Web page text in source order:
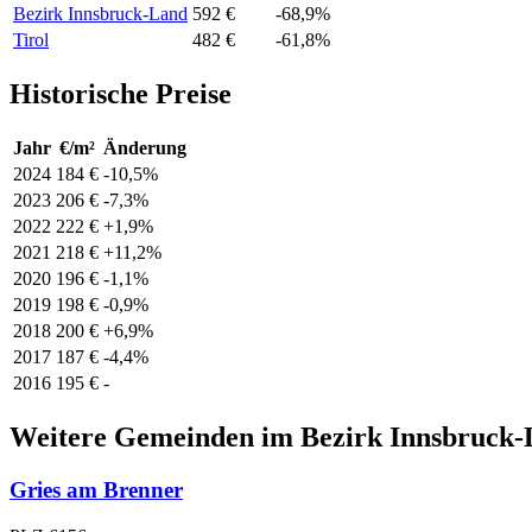
Bezirk Innsbruck-Land 592 €
-68,9%
Tirol
482 € -61,8%
Historische Preise
Jahr €/m² Änderung
2024 184 € -10,5%
2023 206 € -7,3%
2022 222 € +1,9%
2021 218 € +11,2%
2020 196 € -1,1%
2019 198 € -0,9%
2018 200 € +6,9%
2017 187 € -4,4%
2016 195 € -
Weitere Gemeinden im Bezirk Innsbruck-
Gries am Brenner